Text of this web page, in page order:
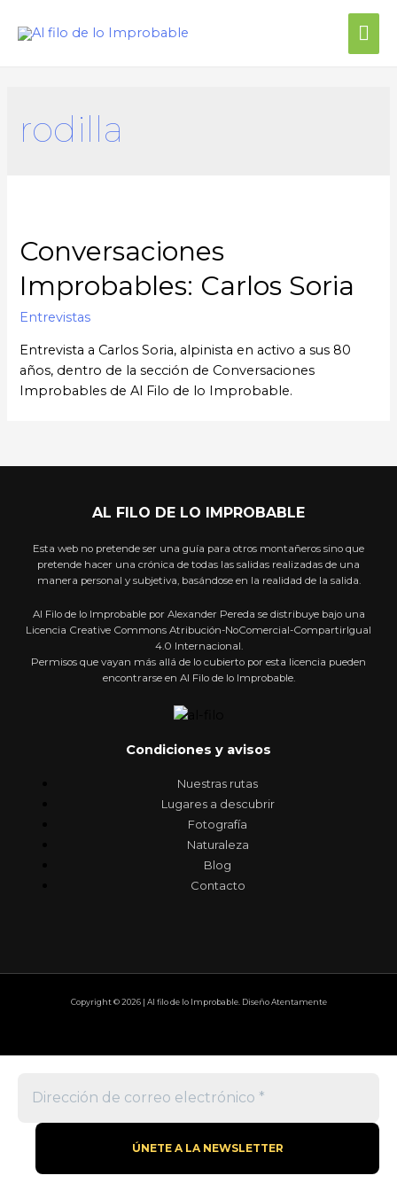
rodilla
Conversaciones
Improbables: Carlos Soria
Entrevistas
Entrevista a Carlos Soria, alpinista en activo a sus 80
años, dentro de la sección de Conversaciones
Improbables de Al Filo de lo Improbable.
AL FILO DE LO IMPROBABLE
Esta web no pretende ser una guía para otros montañeros sino que
pretende hacer una crónica de todas las salidas realizadas de una
manera personal y subjetiva, basándose en la realidad de la salida.
Al Filo de lo Improbable por Alexander Pereda se distribuye bajo una
Licencia Creative Commons Atribución-NoComercial-CompartirIgual
4.0 Internacional.
Permisos que vayan más allá de lo cubierto por esta licencia pueden
encontrarse en Al Filo de lo Improbable.
Condiciones y avisos
Nuestras rutas
Lugares a descubrir
Fotografía
Naturaleza
Blog
Contacto
Copyright © 2026 | Al filo de lo Improbable. Diseño Atentamente